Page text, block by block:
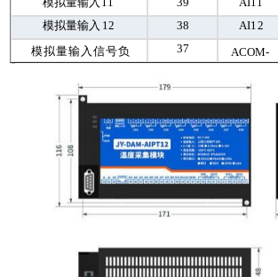
模拟量输入 12 38 AI12
模拟量输入信号负
37 ACOM-